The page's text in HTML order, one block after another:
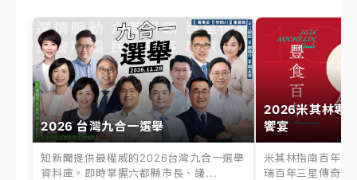
2026 台灣九合一選舉
知新聞提供最權威的2026台灣九合一選舉
資料庫。即時掌握六都縣市長、議...
2026米其林專
饗宴
米其林指南百年之
瑞百年三星傳奇、